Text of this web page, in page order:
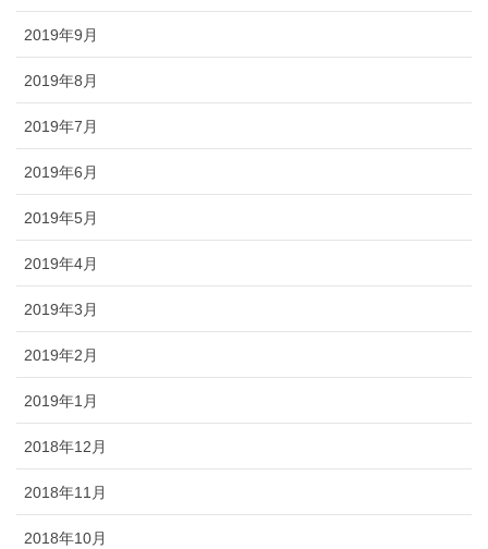
2019年9月
2019年8月
2019年7月
2019年6月
2019年5月
2019年4月
2019年3月
2019年2月
2019年1月
2018年12月
2018年11月
2018年10月